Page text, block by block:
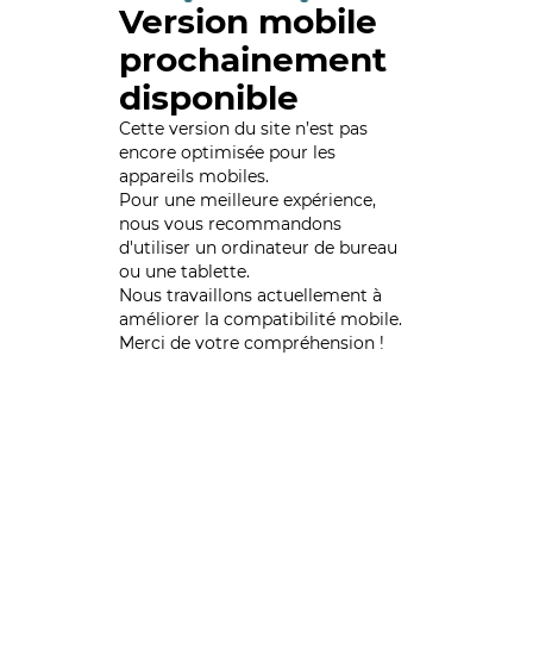
Version mobile
prochainement
disponible
Cette version du site n’est pas
encore optimisée pour les
appareils mobiles.
Pour une meilleure expérience,
nous vous recommandons
d'utiliser un ordinateur de bureau
ou une tablette.
Nous travaillons actuellement à
améliorer la compatibilité mobile.
Merci de votre compréhension !